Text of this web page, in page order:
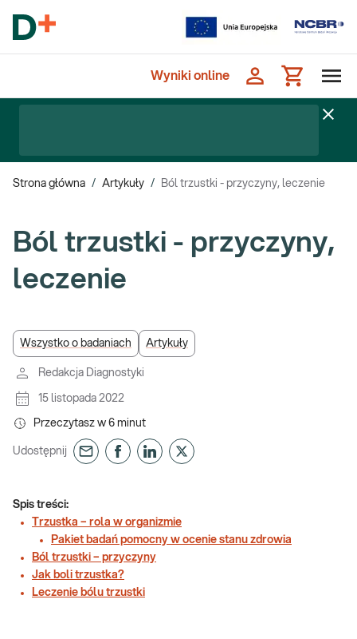
Wyniki online
Strona główna / Artykuły / Ból trzustki - przyczyny, leczenie
Ból trzustki - przyczyny,
leczenie
Wszystko o badaniach Artykuły
Redakcja Diagnostyki
15 listopada 2022
Przeczytasz w 6 minut
Udostępnij
Spis treści:
Trzustka – rola w organizmie
Pakiet badań pomocny w ocenie stanu zdrowia
Ból trzustki – przyczyny
Jak boli trzustka?
Leczenie bólu trzustki